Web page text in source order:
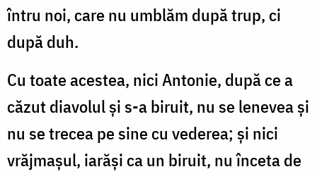
întru noi, care nu umblăm după trup, ci
după duh.
Cu toate acestea, nici Antonie, după ce a
căzut dia­vo­lul și s-a biruit, nu se lenevea și
nu se trecea pe sine cu ve­de­rea; și nici
vrăjmașul, iarăși ca un biruit, nu înceta de